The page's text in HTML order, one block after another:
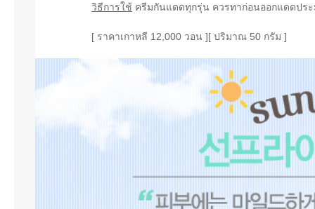
วิธีการใช้ ครีมกันแดดทุกรุ่น ควรทาก่อนออกแดดปร
[ ราคาเกาหลี 12,000 วอน ][ ปริมาณ 50 กรัม ]